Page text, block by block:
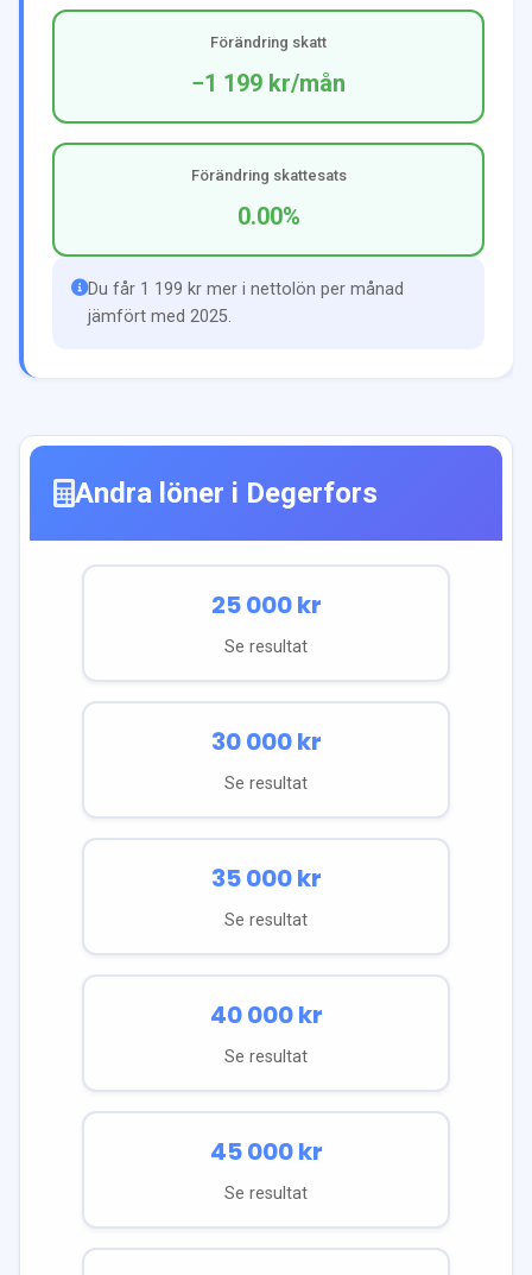
Förändring skatt
−1 199 kr/mån
Förändring skattesats
0.00%
Du får 1 199 kr mer i nettolön per månad
jämfört med 2025.
Andra löner i Degerfors
25 000kr
Se resultat
30 000kr
Se resultat
35 000kr
Se resultat
40 000kr
Se resultat
45 000kr
Se resultat